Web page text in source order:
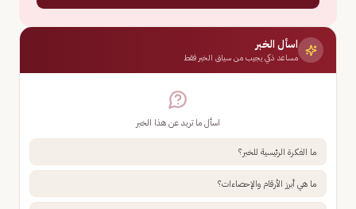
اسأل الخبر
مساعد ذكي يجيب من سياق الخبر فقط
اسأل ما تريد عن هذا الخبر
ما الفكرة الرئيسية للخبر؟
ما هي أبرز الأرقام والإحصاءات؟